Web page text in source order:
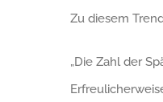
Zu diesem
„Die Zahl der